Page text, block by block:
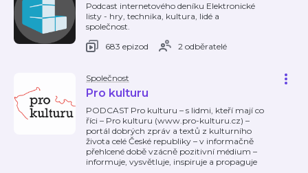
Podcast internetového deníku Elektronické
listy - hry, technika, kultura, lidé a
společnost.
683 epizod
2 odběratelé
Společnost
Pro kulturu
PODCAST Pro kulturu – s lidmi, kteří mají co
říci – Pro kulturu (www.pro-kulturu.cz) –
portál dobrých zpráv a textů z kulturního
života celé České republiky – v informačně
přehlcené době vzácně pozitivní médium –
informuje, vysvětluje, inspiruje a propaguje